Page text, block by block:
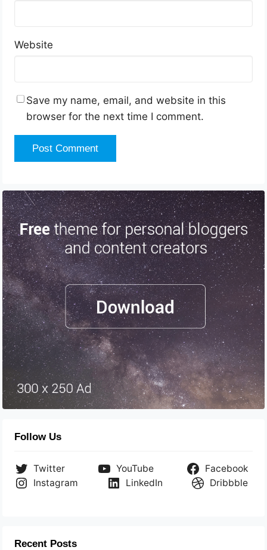
Website
Save my name, email, and website in this
browser for the next time I comment.
Follow Us
Twitter YouTube
Facebook
Instagram
LinkedIn Dribbble
Recent Posts